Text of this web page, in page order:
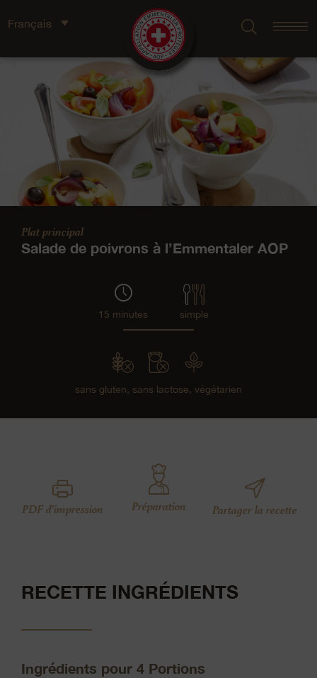
Français
Plat principal
Salade de poivrons à l’Emmentaler AOP
15 minutes simple
sans gluten, sans lactose, végétarien
PDF d'impression Préparation Partager la recette
RECETTE INGRÉDIENTS
Ingrédients pour 4 Portions